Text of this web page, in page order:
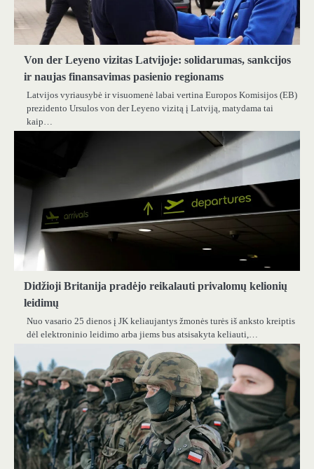
Von der Leyeno vizitas Latvijoje: solidarumas, sankcijos
ir naujas finansavimas pasienio regionams
Latvijos vyriausybė ir visuomenė labai vertina Europos Komisijos (EB)
prezidento Ursulos von der Leyeno vizitą į Latviją, matydama tai
kaip…
Didžioji Britanija pradėjo reikalauti privalomų kelionių
leidimų
Nuo vasario 25 dienos į JK keliaujantys žmonės turės iš anksto kreiptis
dėl elektroninio leidimo arba jiems bus atsisakyta keliauti,…